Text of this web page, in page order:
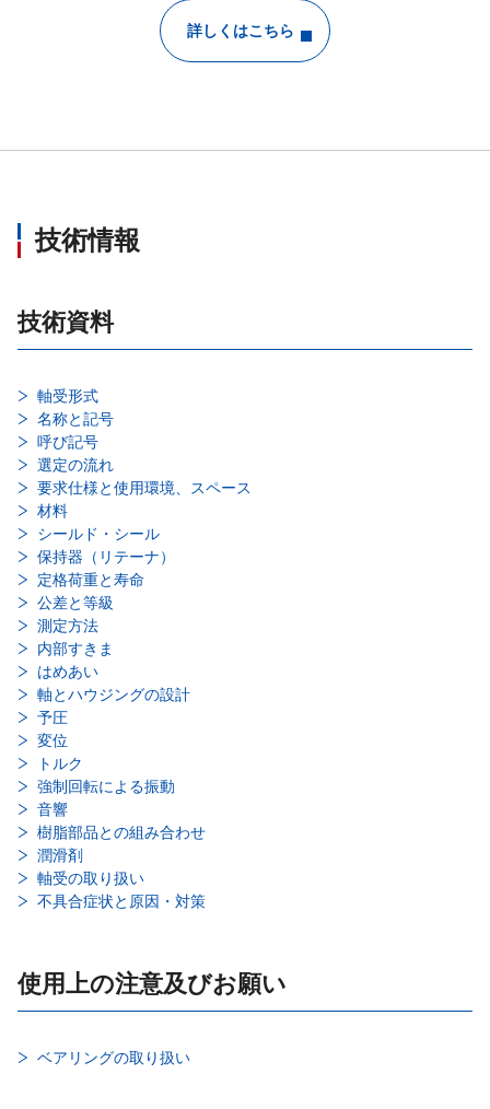
詳しくはこちら
技術情報
技術資料
軸受形式
名称と記号
呼び記号
選定の流れ
要求仕様と使用環境、スペース
材料
シールド・シール
保持器（リテーナ）
定格荷重と寿命
公差と等級
測定方法
内部すきま
はめあい
軸とハウジングの設計
予圧
変位
トルク
強制回転による振動
音響
樹脂部品との組み合わせ
潤滑剤
軸受の取り扱い
不具合症状と原因・対策
使用上の注意及びお願い
ベアリングの取り扱い